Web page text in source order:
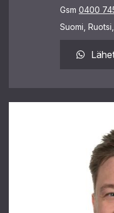
Gsm 0400
Suomi,